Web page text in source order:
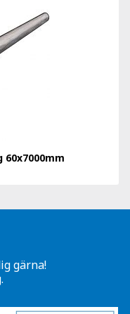
gärna!